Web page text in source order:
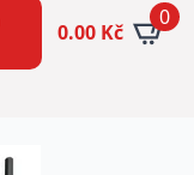
0.00 Kč
0